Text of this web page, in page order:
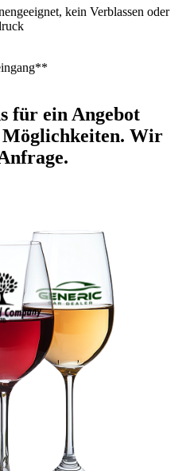
kein Verblassen oder
für ein Angebot
Möglichkeiten. Wir